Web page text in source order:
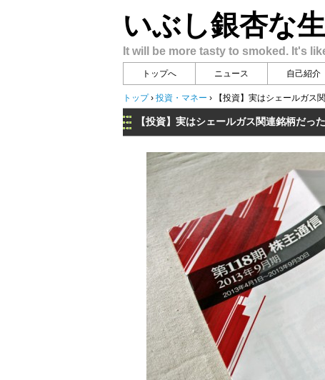
いぶし銀杏な
It will be more tasty to smoked. It's
トップへ ニュース 自己紹介
トップ › 投資・マネー › 【投資】実はシェールガス
【投資】実はシェールガス関連銘柄だっ